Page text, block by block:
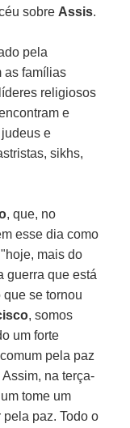
sobre Assis.
pela
as famílias
religiosos
e
e
sikhs,
, que, no
esse dia como
mais do
guerra que está
se tornou
, somos
um forte
pela paz
na terça-
tome um
paz. Todo o